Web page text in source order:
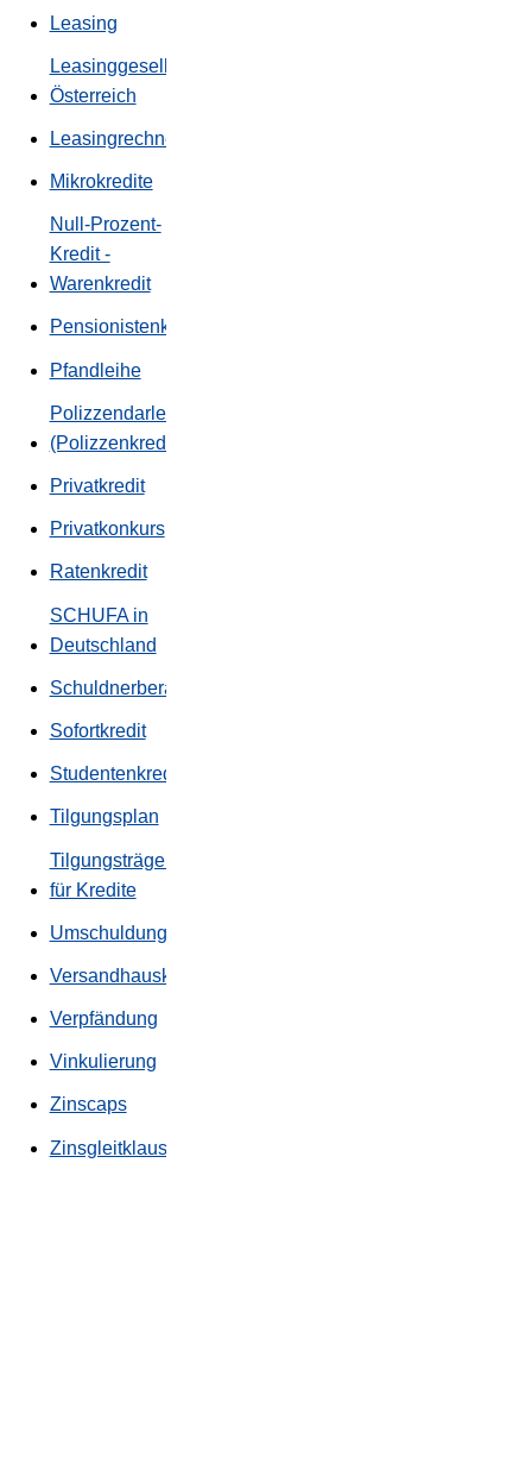
Leasing
Leasinggesellschaften
Österreich
Leasingrechner
Mikrokredite
Null-Prozent-
Kredit -
Warenkredit
Pensionistenkredit
Pfandleihe
Polizzendarlehen
(Polizzenkredit)
Privatkredit
Privatkonkurs
Ratenkredit
SCHUFA in
Deutschland
Schuldnerberatung
Sofortkredit
Studentenkredit
Tilgungsplan
Tilgungsträger
für Kredite
Umschuldung
Versandhauskredite
Verpfändung
Vinkulierung
Zinscaps
Zinsgleitklausel